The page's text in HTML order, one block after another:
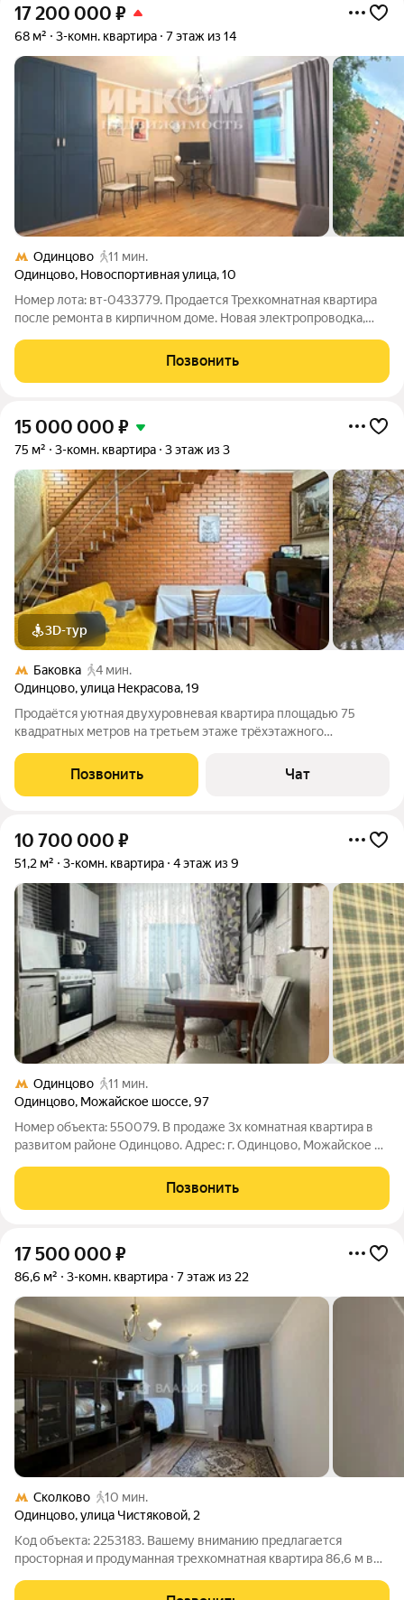
17 200 000 ₽
68 м² 3-комн. квартира 7 этаж из 14
Одинцово
11 мин.
Одинцово, Новоспортивная улица,10
Номер лота: вт-0433779. Продается Трехкомнатная квартира
после ремонта в кирпичном доме. Новая электропроводка,
кухня. Две застекленные лоджии с выходами с кухни и
комнаты. Санузел раздельный.
Позвонить
15 000 000 ₽
75 м² 3-комн. квартира 3 этаж из 3
3D-тур
Баковка
4 мин.
Одинцово,улица Некрасова,19
Продаётся уютная двухуровневая квартира площадью 75
квадратных метров на третьем этаже трёхэтажного
улица Некрасова, дом 19. Жилая площадь составляет 35
квадратных метров, что позволяет
Позвонить Чат
10 700 000 ₽
51,2 м² 3-комн. квартира 4 этаж из 9
Одинцово
11 мин.
Одинцово, Можайское шоссе,97
Номер объекта: 550079. В продаже 3х комнатная квартира в
развитом районе Одинцово. Адрес: г. Одинцово, Можайское ш.
подъезде есть пассажирский лифт. Квартира общей площадью
51,2м.кв. - Кухня
Позвонить
17 500 000 ₽
86,6 м² 3-комн. квартира 7 этаж из 22
Сколково
10 мин.
Одинцово,улица Чистяковой, 2
Код объекта: 2253183. Вашему вниманию предлагается
просторная и продуманная трехкомнатная квартира 86,6 м в
выгодной цены: идеальный вариант для тех, кто ценит